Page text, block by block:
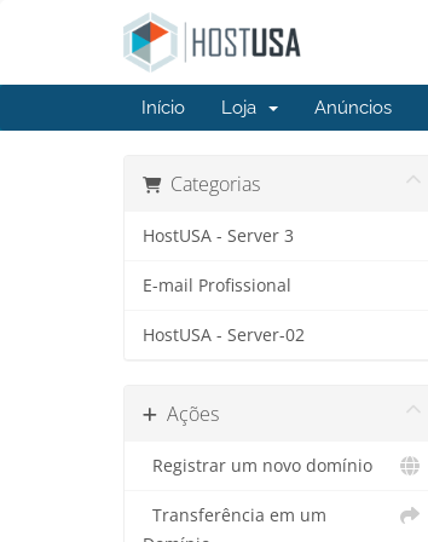
Início Loja Anúncios
Categorias
HostUSA - Server 3
E-mail Profissional
HostUSA - Server-02
Ações
Registrar um novo domínio
Transferência em um